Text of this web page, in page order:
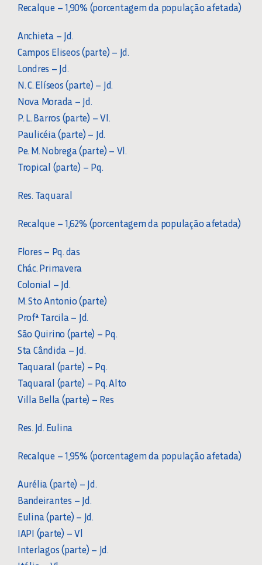
Recalque – 1,90% (porcentagem da população afetada)
Anchieta – Jd.
Campos Eliseos (parte) – Jd.
Londres – Jd.
N. C. Elíseos (parte) – Jd.
Nova Morada – Jd.
P. L. Barros (parte) – Vl.
Paulicéia (parte) – Jd.
Pe. M. Nobrega (parte) – Vl.
Tropical (parte) – Pq.
Res. Taquaral
Recalque – 1,62% (porcentagem da população afetada)
Flores – Pq. das
Chác. Primavera
Colonial – Jd.
M. Sto Antonio (parte)
Profª Tarcila – Jd.
São Quirino (parte) – Pq.
Sta Cândida – Jd.
Taquaral (parte) – Pq.
Taquaral (parte) – Pq. Alto
Villa Bella (parte) – Res
Res. Jd. Eulina
Recalque – 1,95% (porcentagem da população afetada)
Aurélia (parte) – Jd.
Bandeirantes – Jd.
Eulina (parte) – Jd.
IAPI (parte) – Vl
Interlagos (parte) – Jd.